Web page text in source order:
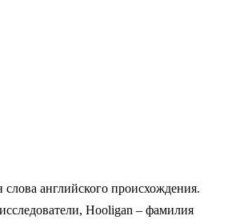
слова английского происхождения.
Hooligan – фамилия